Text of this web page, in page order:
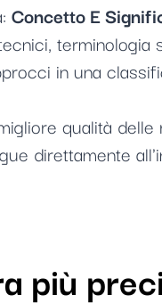
Concetto E
terminologia
in una
qualità
direttamente
più